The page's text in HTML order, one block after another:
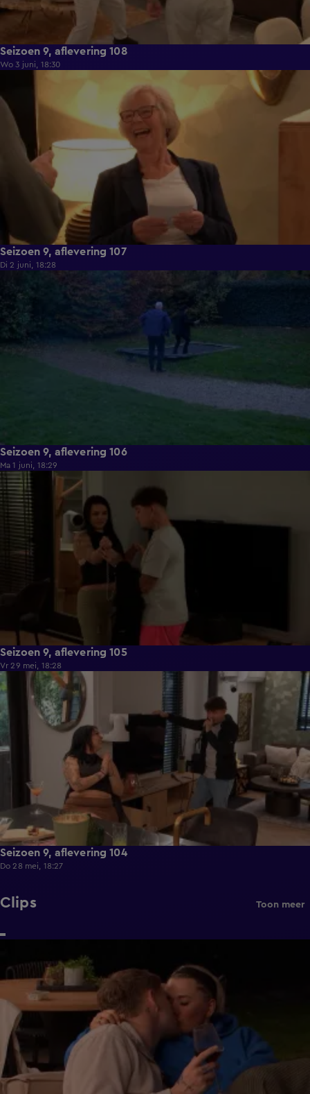
Seizoen 9, aflevering 108
Wo 3 juni, 18:30
Seizoen 9, aflevering 107
Di 2 juni, 18:28
Seizoen 9, aflevering 106
Ma 1 juni, 18:29
22:23
Seizoen 9, aflevering 105
Vr 29 mei, 18:28
Seizoen 9, aflevering 104
Do 28 mei, 18:27
Clips Toon meer